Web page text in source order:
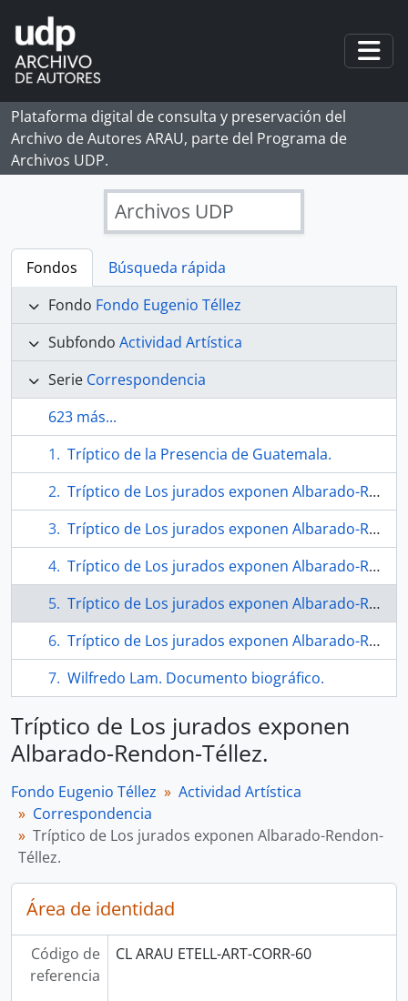
Skip to main content
Plataforma digital de consulta y preservación del
Archivo de Autores ARAU, parte del Programa de
Archivos UDP.
Archivos UDP
Fondos
Búsqueda rápida
Fondo Fondo Eugenio Téllez
Subfondo Actividad Artística
Serie Correspondencia
623 más...
Tríptico de la Presencia de Guatemala.
Tríptico de Los jurados exponen Albarado-Rendon-Téllez.
Tríptico de Los jurados exponen Albarado-Rendon-Téllez.
Tríptico de Los jurados exponen Albarado-Rendon-Téllez.
Tríptico de Los jurados exponen Albarado-Rendon-Téllez.
Tríptico de Los jurados exponen Albarado-Rendon-Téllez.
Wilfredo Lam. Documento biográfico.
Tríptico de Los jurados exponen
Albarado-Rendon-Téllez.
Fondo Eugenio Téllez
Actividad Artística
Correspondencia
Tríptico de Los jurados exponen Albarado-Rendon-
Téllez.
Área de identidad
Código de
referencia
CL ARAU ETELL-ART-CORR-60